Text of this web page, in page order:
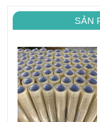
SẢN